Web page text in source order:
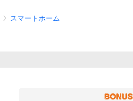
スマートホーム